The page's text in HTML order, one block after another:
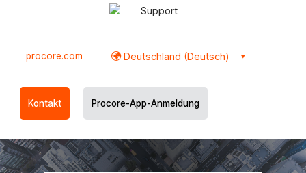
Support
procore.com Deutschland (Deutsch)
Kontakt Procore-App-Anmeldung